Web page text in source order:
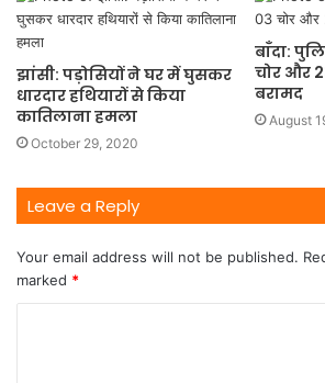
झांसी: पड़ोसियों ने घर में घुसकर
धारदार हथियारों से किया
कातिलाना हमला
October 29, 2020
बाँदा:
चोर और
बरामद
August
Leave a Reply
Your email address will not be published.
marked *